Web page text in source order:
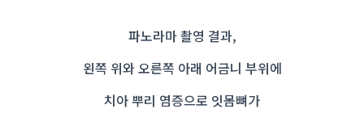
파노라마 촬영 결과,
왼쪽 위와 오른쪽 아래 어금니 부위에
치아 뿌리 염증으로 잇몸뼈가